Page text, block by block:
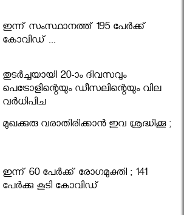
ഇന്ന് സംസ്ഥാനത്ത് 195 പേര്‍ക്ക്
കോവിഡ് ...
തുടർച്ചയായി 20-ാം ദിവസവും
പെട്രോളിന്റെയും ഡീസലിന്റെയും വില
വര്‍ധിപ്പിച്ചു
മുഖക്കുരു വരാതിരിക്കാന്‍ ഇവ ശ്രദ്ധിക്കൂ ;
ഇന്ന് 60 പേർക്ക് രോഗമുക്തി ; 141
പേര്‍ക്കു കൂടി കോവിഡ്